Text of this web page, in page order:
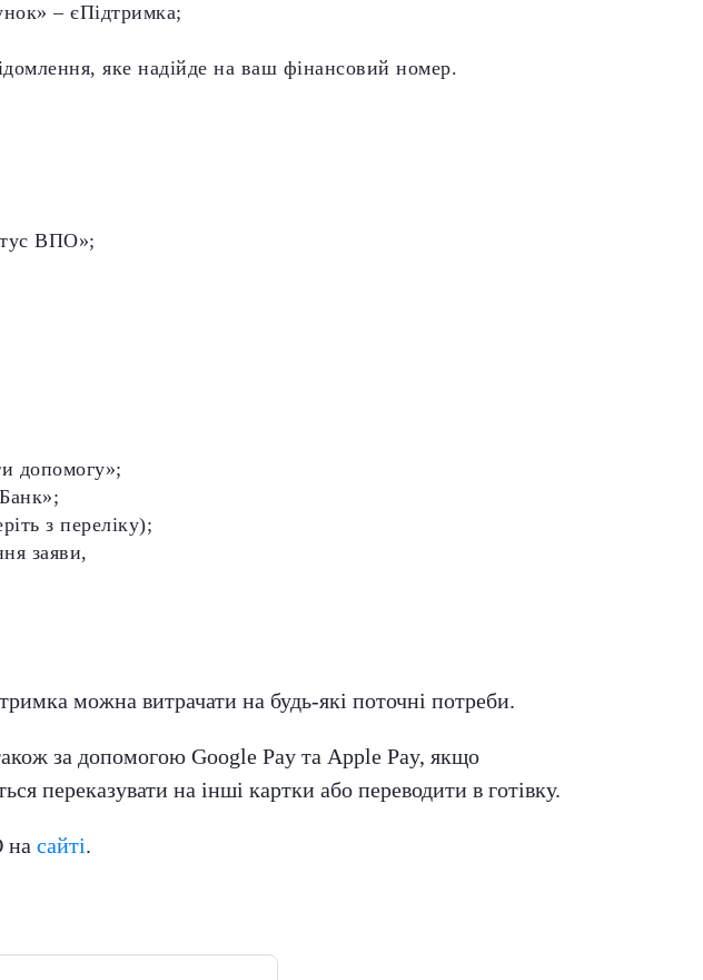
– єПідтримка;
яке надійде на ваш фінансовий номер.
ВПО»;
допомогу»;
з переліку);
заяви,
можна витрачати на будь-які поточні потреби.
за допомогою Google Pay та Apple Pay, якщо
переказувати на інші картки або переводити в готівку.
на сайті.